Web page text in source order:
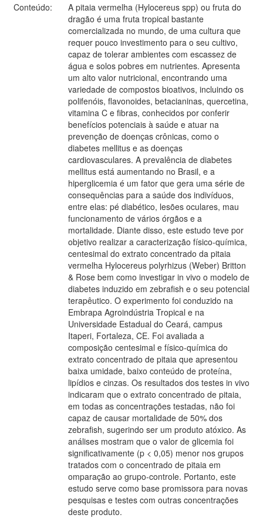
Conteúdo:
A pitaia vermelha (Hylocereus spp) ou fruta do
dragão é uma fruta tropical bastante
comercializada no mundo, de uma cultura que
requer pouco investimento para o seu cultivo,
capaz de tolerar ambientes com escassez de
água e solos pobres em nutrientes. Apresenta
um alto valor nutricional, encontrando uma
variedade de compostos bioativos, incluindo os
polifenóis, flavonoides, betacianinas, quercetina,
vitamina C e fibras, conhecidos por conferir
benefícios potenciais à saúde e atuar na
prevenção de doenças crônicas, como o
diabetes mellitus e as doenças
cardiovasculares. A prevalência de diabetes
mellitus está aumentando no Brasil, e a
hiperglicemia é um fator que gera uma série de
consequências para a saúde dos indivíduos,
entre elas: pé diabético, lesões oculares, mau
funcionamento de vários órgãos e a
mortalidade. Diante disso, este estudo teve por
objetivo realizar a caracterização físico-química,
centesimal do extrato concentrado da pitaia
vermelha Hylocereus polyrhizus (Weber) Britton
& Rose bem como investigar in vivo o modelo de
diabetes induzido em zebrafish e o seu potencial
terapêutico. O experimento foi conduzido na
Embrapa Agroindústria Tropical e na
Universidade Estadual do Ceará, campus
Itaperi, Fortaleza, CE. Foi avaliada a
composição centesimal e físico-química do
extrato concentrado de pitaia que apresentou
baixa umidade, baixo conteúdo de proteína,
lipídios e cinzas. Os resultados dos testes in vivo
indicaram que o extrato concentrado de pitaia,
em todas as concentrações testadas, não foi
capaz de causar mortalidade de 50% dos
zebrafish, sugerindo ser um produto atóxico. As
análises mostram que o valor de glicemia foi
significativamente (p < 0,05) menor nos grupos
tratados com o concentrado de pitaia em
omparação ao grupo-controle. Portanto, este
estudo serve como base promissora para novas
pesquisas e testes com outras concentrações
deste produto.